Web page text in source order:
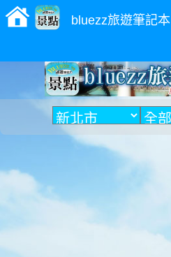
bluezz旅遊筆記本